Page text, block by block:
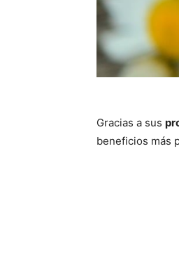
Gracias a sus
beneficios más